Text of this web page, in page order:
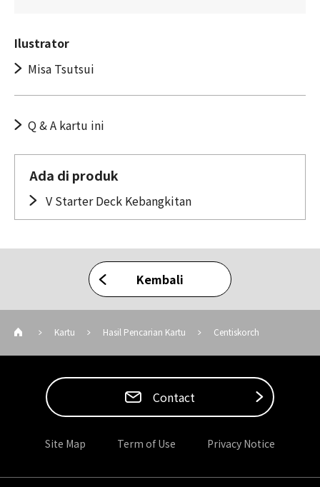
Ilustrator
Misa Tsutsui
Q & A kartu ini
Ada di produk
V Starter Deck Kebangkitan
Kembali
Kartu Hasil Pencarian Kartu Centiskorch
Contact
Site Map Term of Use Privacy Notice